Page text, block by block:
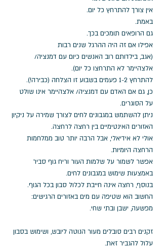
אין צורך להתרחץ כל יום.
באמת.
גם הרופאים תומכים בכך.
אפילו אם זה היה ההרגל שנים רבות
(אגב, בילדותם רוב האנשים כיום עם דמנציה/
אלצהיימר לא התרחצו כל יום).
להתרחץ 1-2 פעמים בשבוע זו הצלחה (כבירה!).
כן, גם אם האדם עם דמנציה/ אלצהיימר אינו שולט
על הסוגרים.
ניתן להשתמש במגבונים לחים לצורך שמירה על ניקיון
האזורים האינטימיים בין רחצה לרחצה.
אולי לא אידיאלי, אבל הרבה יותר טוב ממלחמות
הרחצה היומיות.
אפשר לשמור על שלמות העור וריח גוף סביר
באמצעות שימוש במגבונים לחים.
בנוסף, רחצה אינה חייבת לכלול סבון בכל הגוף.
החשוב הוא שטיפה עם מים באזורים הרגישים:
מפשעה, ישבן ובתי שחי.
זקנים רבים סובלים מעור הנוטה ליובש, ושימוש בסבון
עלול להגביר זאת.